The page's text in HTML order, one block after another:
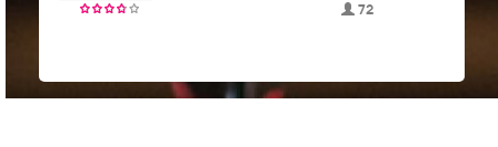
72